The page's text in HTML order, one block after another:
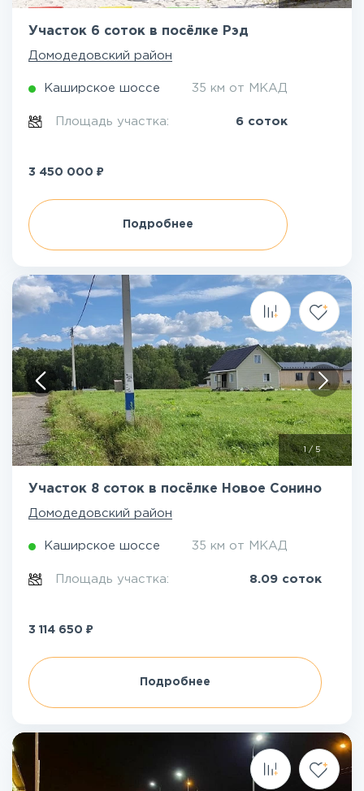
Участок 6 соток в посёлке Рэд
Домодедовский район
Каширское шоссе 35 км от МКАД
Площадь участка: 6 соток
3 450 000 ₽
Подробнее
1/ 5
Участок 8 соток в посёлке Новое Сонино
Домодедовский район
Каширское шоссе 35 км от МКАД
Площадь участка: 8.09 соток
3 114 650 ₽
Подробнее